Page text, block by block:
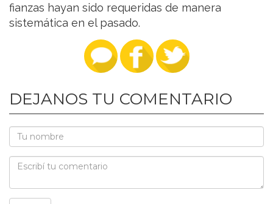
fianzas hayan sido requeridas de manera
sistemática en el pasado.
DEJANOS TU COMENTARIO